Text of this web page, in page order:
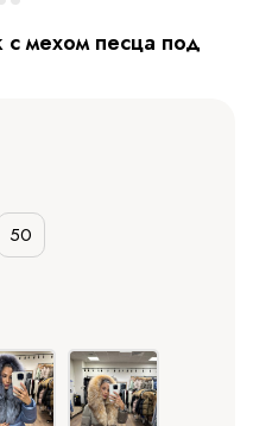
мехом песца под
50